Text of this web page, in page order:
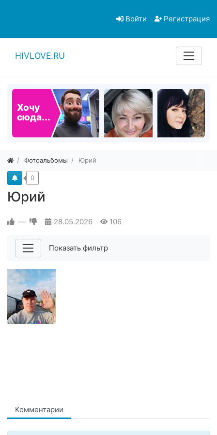
Войти Регистрация
HIVLOVE.RU
Хочу
сюда...
Фотоальбомы Юрий
Юрий
0
— 28.05.2026 106
Показать фильтр
Комментарии